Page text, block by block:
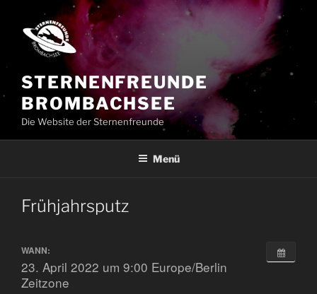
Inhalt
springen
STERNENFREUNDE
BROMBACHSEE
Die Website der Sternenfreunde
Menü
Frühjahrsputz
WANN:
23. April 2022 um 9:00 Europe/Berlin
Zeitzone